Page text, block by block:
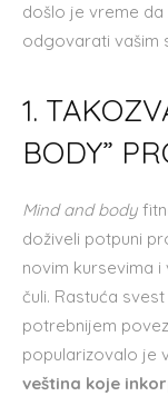
došlo je vreme
odgovarati vašim
1.
BODY”
Mind and body
doživeli potpuni
novim kursevima
čuli. Rastuća
potrebnijem
popularizovalo je
veština koje